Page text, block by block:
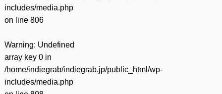
includes/media.php
on line 806
Warning: Undefined
array key 0 in
/home/indiegrab/indiegrab.jp/public_html/wp-
includes/media.php